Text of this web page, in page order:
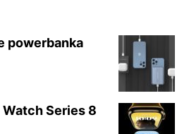
powerbanka
Series 8